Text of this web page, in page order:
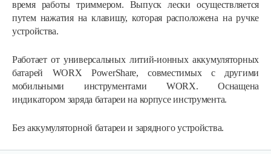
время работы триммером. Выпуск лески осуществляется
путем нажатия на клавишу, которая расположена на ручке
устройства.
Работает от универсальных литий-ионных аккумуляторных
батарей WORX PowerShare, совместимых с другими
мобильными инструментами WORX. Оснащена
индикатором заряда батареи на корпусе инструмента.
Без аккумуляторной батареи и зарядного устройства.
147 руб Смотреть
Триммер аккумуляторный Champion…